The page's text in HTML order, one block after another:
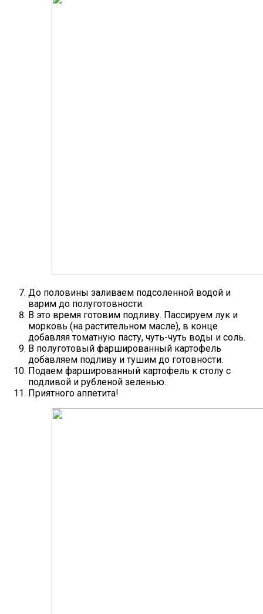
До половины заливаем подсоленной водой и
варим до полуготовности.
В это время готовим подливу. Пассируем лук и
морковь (на растительном масле), в конце
добавляя томатную пасту, чуть-чуть воды и соль.
В полуготовый фаршированный картофель
добавляем подливу и тушим до готовности.
Подаем фаршированный картофель к столу с
подливой и рубленой зеленью.
Приятного аппетита!